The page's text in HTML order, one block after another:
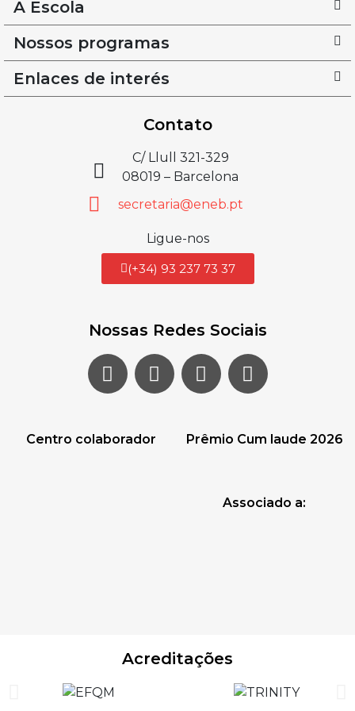
A Escola
Nossos programas
Enlaces de interés
Contato
C/ Llull 321-329
08019 – Barcelona
secretaria@eneb.pt
Ligue-nos
(+34) 93 237 73 37
Nossas Redes Sociais
Centro colaborador Prêmio Cum laude 2026
Associado a:
Acreditações